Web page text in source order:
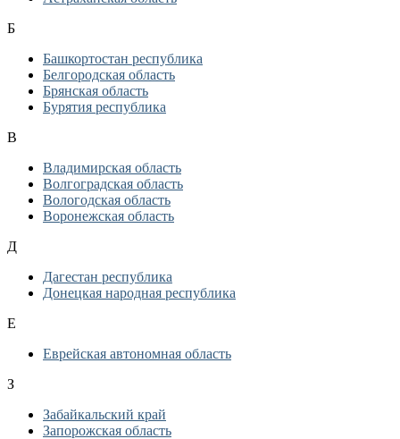
Б
Башкортостан республика
Белгородская область
Брянская область
Бурятия республика
В
Владимирская область
Волгоградская область
Вологодская область
Воронежская область
Д
Дагестан республика
Донецкая народная республика
Е
Еврейская автономная область
З
Забайкальский край
Запорожская область